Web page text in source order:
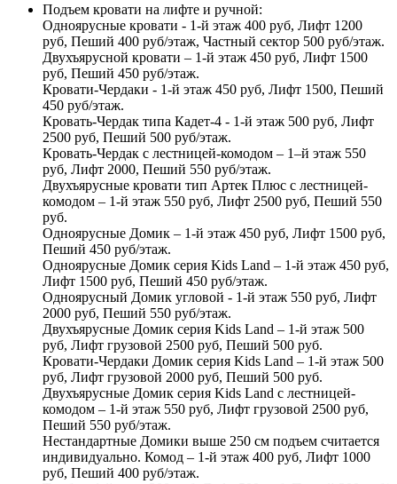
Подъем кровати на лифте и ручной:
Одноярусные кровати - 1-й этаж 400 руб, Лифт 1200
руб, Пеший 400 руб/этаж, Частный сектор 500 руб/этаж.
Двухъярусной кровати – 1-й этаж 450 руб, Лифт 1500
руб, Пеший 450 руб/этаж.
Кровати-Чердаки - 1-й этаж 450 руб, Лифт 1500, Пеший
450 руб/этаж.
Кровать-Чердак типа Кадет-4 - 1-й этаж 500 руб, Лифт
2500 руб, Пеший 500 руб/этаж.
Кровать-Чердак с лестницей-комодом – 1–й этаж 550
руб, Лифт 2000, Пеший 550 руб/этаж.
Двухъярусные кровати тип Артек Плюс с лестницей-
комодом – 1-й этаж 550 руб, Лифт 2500 руб, Пеший 550
руб.
Одноярусные Домик – 1-й этаж 450 руб, Лифт 1500 руб,
Пеший 450 руб/этаж.
Одноярусные Домик серия Kids Land – 1-й этаж 450 руб,
Лифт 1500 руб, Пеший 450 руб/этаж.
Одноярусный Домик угловой - 1-й этаж 550 руб, Лифт
2000 руб, Пеший 550 руб/этаж.
Двухъярусные Домик серия Kids Land – 1-й этаж 500
руб, Лифт грузовой 2500 руб, Пеший 500 руб.
Кровати-Чердаки Домик серия Kids Land – 1-й этаж 500
руб, Лифт грузовой 2000 руб, Пеший 500 руб.
Двухъярусные Домик серия Kids Land с лестницей-
комодом – 1-й этаж 550 руб, Лифт грузовой 2500 руб,
Пеший 550 руб/этаж.
Нестандартные Домики выше 250 см подъем считается
индивидуально. Комод – 1-й этаж 400 руб, Лифт 1000
руб, Пеший 400 руб/этаж.